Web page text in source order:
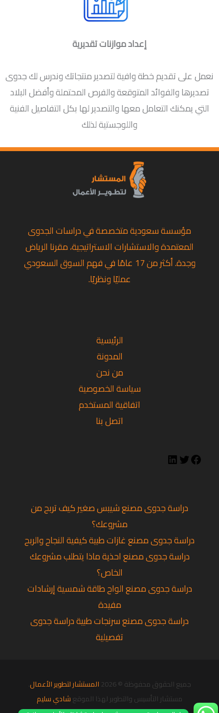
إعداد موازنات تقديرية
نعمل على تقديم خطة وافية لتصدير منتجاتك وندرس لك جدوى
تصديرها والفوائد المتوقعة والفرص المحتملة وأفضل البلاد
التي يمكنك التعامل معها والتصدير لها بكل التفاصيل الفنية
واللوجستية لذلك
مؤسسة سعودية متخصصة في دراسات الجدوى
المعتمدة والاستشارات الاستراتيجية، مقرنا الرياض
وجدة. أكثر من 17 عامًا في فهم السوق السعودي
عمليًا ونظريًا.
الرئيسية
المدونة
من نحن
سياسة الخصوصية
اتفاقية المستخدم
اتصل بنا
دراسة جدوى مصنع شيبس صغير كيف تربح من
مشروعك؟
دراسة جدوى مصنع غازات طبية كيفية النجاح والربح
دراسة جدوى مصنع احذية ماذا يتطلب مشروعك
الخاص؟
دراسة جدوى مصنع الواح طاقة شمسية إرشادات
مفيدة
دراسة جدوى مصنع سرنجات طبية دراسة جدوى
تفصيلية
جميع الحقوق محفوظة © 2026 المستشار لتطوير الأعمال.
مستشار التأسيس والتطوير لهذا الموقعشادي سليم